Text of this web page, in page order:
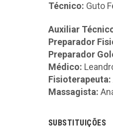
Técnico: Guto
Auxiliar
Preparador
Preparador
Médico:
Fisioterapeuta:
Massagista:
SUBSTITUIÇÕES